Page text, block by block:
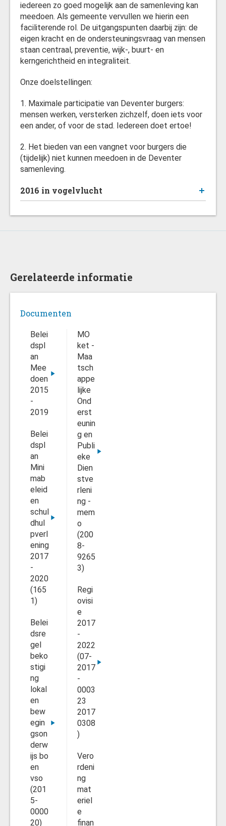
iedereen zo goed mogelijk aan de samenleving kan
meedoen. Als gemeente vervullen we hierin een
faciliterende rol. De uitgangspunten daarbij zijn: de
eigen kracht en de ondersteuningsvraag van mensen
staan centraal, preventie, wijk-, buurt- en
kerngerichtheid en integraliteit.
Onze doelstellingen:
1. Maximale participatie van Deventer burgers:
mensen werken, versterken zichzelf, doen iets voor
een ander, of voor de stad. Iedereen doet ertoe!
2. Het bieden van een vangnet voor burgers die
(tijdelijk) niet kunnen meedoen in de Deventer
samenleving.
2016 in vogelvlucht
Gerelateerde informatie
Documenten
Belei
dspl
an
Mee
doen
2015
-
2019
Belei
dspl
an
Mini
mab
eleid
en
schul
dhul
pverl
ening
2017
-
2020
(165
1)
Belei
dsre
gel
beko
stigi
ng
lokal
en
bew
egin
gson
derw
ijs bo
en
vso
(201
5-
0000
20)
MO
ket -
Maa
tsch
appe
lijke
Ond
erst
eunin
g en
Publi
eke
Dien
stve
rleni
ng -
mem
o
(200
8-
9265
3)
Regi
ovisi
e
2017
-
2022
(07-
2017
-
0003
23
2017
0308
)
Vero
rdeni
ng
mat
eriel
e
finan